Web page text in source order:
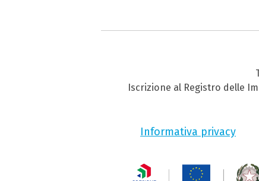
Iscrizione al Registro delle
Informativa privacy